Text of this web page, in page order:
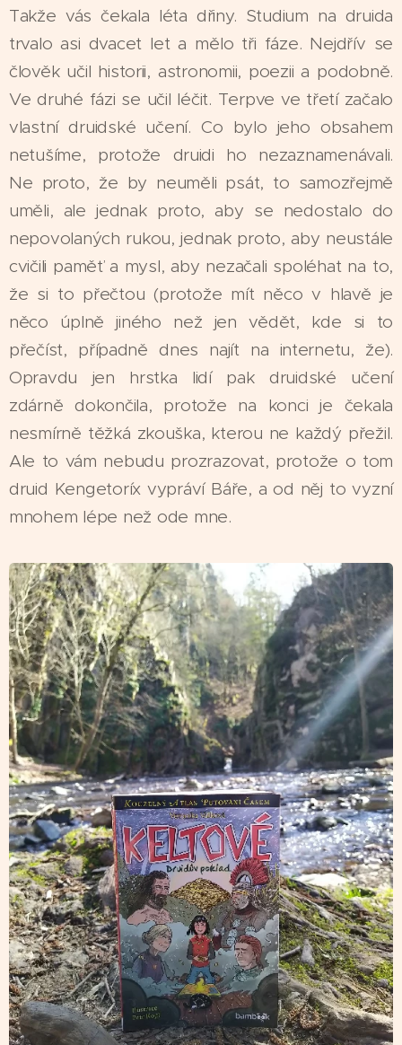
Takže vás čekala léta dřiny. Studium na druida
trvalo asi dvacet let a mělo tři fáze. Nejdřív se
člověk učil historii, astronomii, poezii a podobně.
Ve druhé fázi se učil léčit. Terpve ve třetí začalo
vlastní druidské učení. Co bylo jeho obsahem
netušíme, protože druidi ho nezaznamenávali.
Ne proto, že by neuměli psát, to samozřejmě
uměli, ale jednak proto, aby se nedostalo do
nepovolaných rukou, jednak proto, aby neustále
cvičili paměť a mysl, aby nezačali spoléhat na to,
že si to přečtou (protože mít něco v hlavě je
něco úplně jiného než jen vědět, kde si to
přečíst, případně dnes najít na internetu, že).
Opravdu jen hrstka lidí pak druidské učení
zdárně dokončila, protože na konci je čekala
nesmírně těžká zkouška, kterou ne každý přežil.
Ale to vám nebudu prozrazovat, protože o tom
druid Kengetoríx vypráví Báře, a od něj to vyzní
mnohem lépe než ode mne.